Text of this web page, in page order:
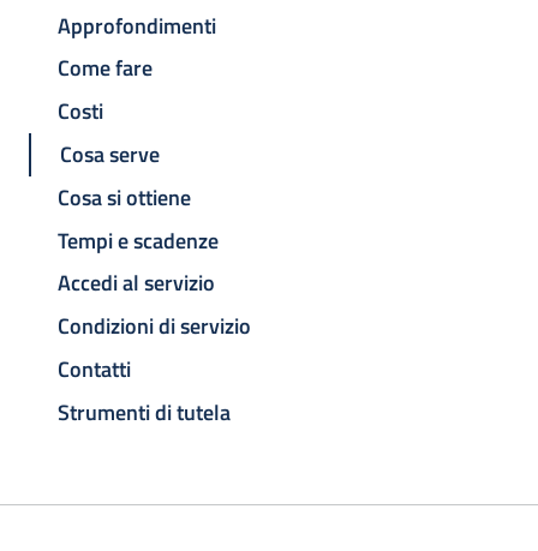
Approfondimenti
Come fare
Costi
Cosa serve
Cosa si ottiene
Tempi e scadenze
Accedi al servizio
Condizioni di servizio
Contatti
Strumenti di tutela